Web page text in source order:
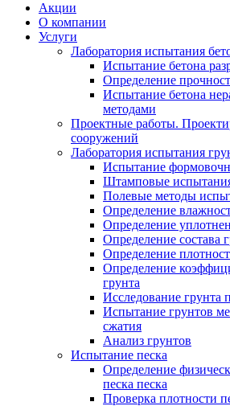
Акции
О компании
Услуги
Лаборатория испытания
Испытание бетона
Определение
Испытание бетона
методами
Проектные работы.
сооружений
Лаборатория испытания
Испытание
Штамповые
Полевые методы
Определение
Определение
Определение состава
Определение
Определение
грунта
Исследование грунта
Испытание грунтов
сжатия
Анализ грунтов
Испытание песка
Определение
песка песка
Проверка плотности